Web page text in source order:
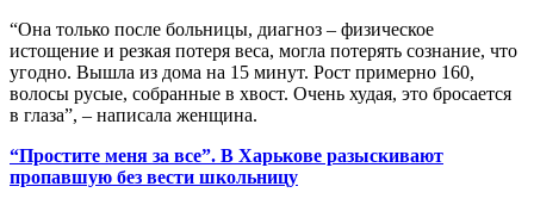
“Она только после больницы, диагноз – физическое
истощение и резкая потеря веса, могла потерять сознание, что
угодно. Вышла из дома на 15 минут. Рост примерно 160,
волосы русые, собранные в хвост. Очень худая, это бросается
в глаза”, – написала женщина.
“Простите меня за все”. В Харькове разыскивают
пропавшую без вести школьницу